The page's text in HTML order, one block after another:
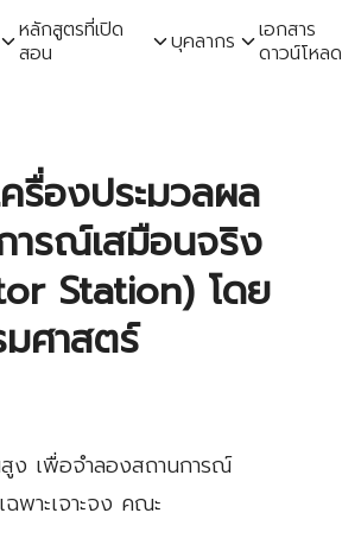
หลักสูตรที่เปิด
สอน
บุคลากร
เอกสาร
ดาวน์โหลด
รื่องประมวลผล
ารณ์เสมือนจริง
Station) โดย
มศาสตร์
สูง เพื่อจำลองสถานการณ์
พาะเจาะจง คณะ